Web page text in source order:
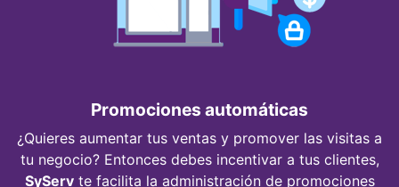
Promociones automáticas
¿Quieres aumentar tus ventas y promover las visitas a
tu negocio? Entonces debes incentivar a tus clientes,
SyServte facilita la administración de promociones